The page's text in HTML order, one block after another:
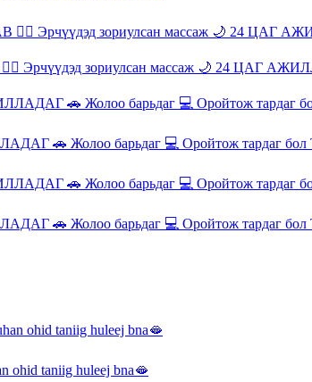
Эрчүүдэд зориулсан массаж 🌙 24 ЦАГ
🚗 Жолоо барьдаг 💻 Оройтож тардаг
🚗 Жолоо барьдаг 💻 Оройтож тардаг
ohid taniig huleej bna🫦